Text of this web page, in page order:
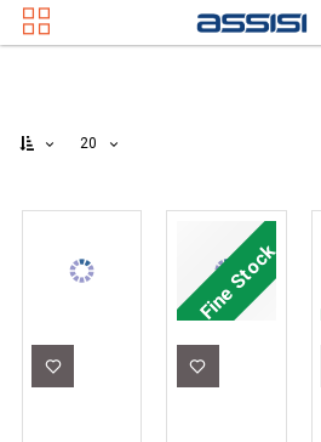
20
Fine Stock